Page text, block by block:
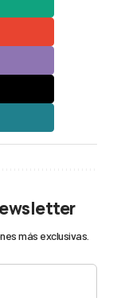
más exclusivas.